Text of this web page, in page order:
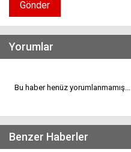
Gönder
Yorumlar
Bu haber henüz yorumlanmamış...
Benzer Haberler